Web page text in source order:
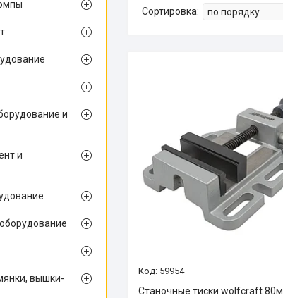
59954
Станочные тиски wolfcraft
и
и
вышки-